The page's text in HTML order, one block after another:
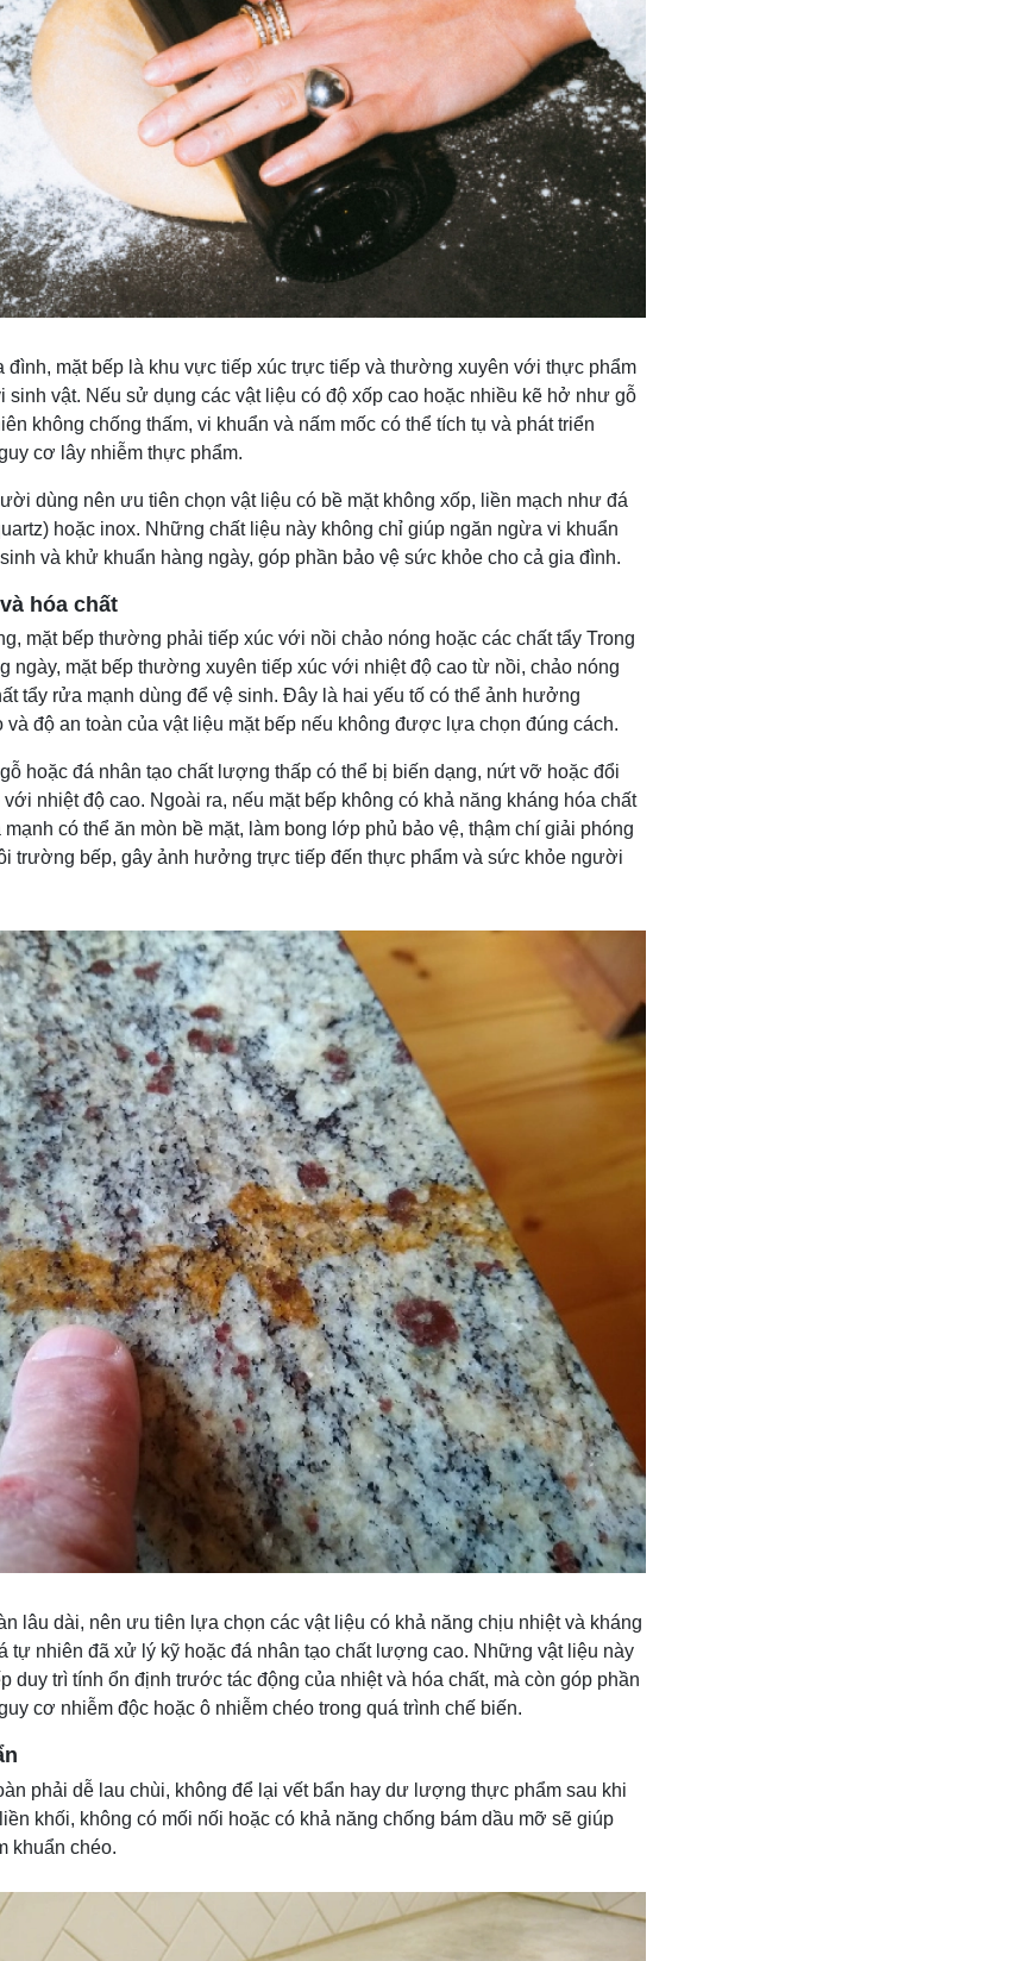
đình, mặt bếp là khu vực tiếp xúc trực tiếp và thường xuyên với thực phẩm
sinh vật. Nếu sử dụng các vật liệu có độ xốp cao hoặc nhiều kẽ hở như gỗ
không chống thấm, vi khuẩn và nấm mốc có thể tích tụ và phát triển
cơ lây nhiễm thực phẩm.
dùng nên ưu tiên chọn vật liệu có bề mặt không xốp, liền mạch như đá
hoặc inox. Những chất liệu này không chỉ giúp ngăn ngừa vi khuẩn
và khử khuẩn hàng ngày, góp phần bảo vệ sức khỏe cho cả gia đình.
hóa chất
mặt bếp thường phải tiếp xúc với nồi chảo nóng hoặc các chất tẩy Trong
ngày, mặt bếp thường xuyên tiếp xúc với nhiệt độ cao từ nồi, chảo nóng
tẩy rửa mạnh dùng để vệ sinh. Đây là hai yếu tố có thể ảnh hưởng
và độ an toàn của vật liệu mặt bếp nếu không được lựa chọn đúng cách.
hoặc đá nhân tạo chất lượng thấp có thể bị biến dạng, nứt vỡ hoặc đổi
nhiệt độ cao. Ngoài ra, nếu mặt bếp không có khả năng kháng hóa chất
có thể ăn mòn bề mặt, làm bong lớp phủ bảo vệ, thậm chí giải phóng
trường bếp, gây ảnh hưởng trực tiếp đến thực phẩm và sức khỏe người
lâu dài, nên ưu tiên lựa chọn các vật liệu có khả năng chịu nhiệt và kháng
tự nhiên đã xử lý kỹ hoặc đá nhân tạo chất lượng cao. Những vật liệu này
duy trì tính ổn định trước tác động của nhiệt và hóa chất, mà còn góp phần
cơ nhiễm độc hoặc ô nhiễm chéo trong quá trình chế biến.
phải dễ lau chùi, không để lại vết bẩn hay dư lượng thực phẩm sau khi
khối, không có mối nối hoặc có khả năng chống bám dầu mỡ sẽ giúp
khuẩn chéo.